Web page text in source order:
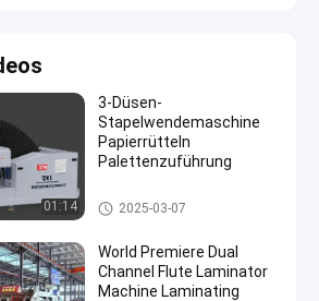
01:14
3-Düsen-
Stapelwendemaschine
Papierrütteln
Palettenzuführung
Stapelwendemaschine
2025-03-07
World Premiere Dual
Channel Flute Laminator
Machine Laminating